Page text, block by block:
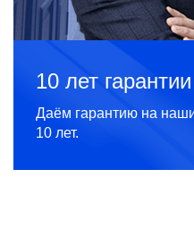
10 лет гарантии
Даём гарантию на
10 лет.